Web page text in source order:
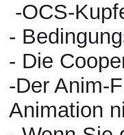
-OCS-
-
- Die
-Der Anim-
Animation